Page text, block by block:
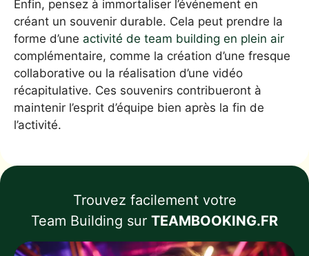
Enfin, pensez à immortaliser l’événement en
créant un souvenir durable. Cela peut prendre la
forme d’une activité de team building en plein air
complémentaire, comme la création d’une fresque
collaborative ou la réalisation d’une vidéo
récapitulative. Ces souvenirs contribueront à
maintenir l’esprit d’équipe bien après la fin de
l’activité.
Trouvez facilement votre
Team Building sur TEAMBOOKING.FR